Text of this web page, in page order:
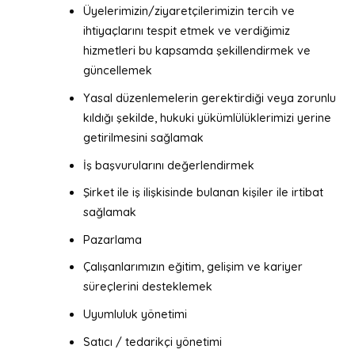
Üyelerimizin/ziyaretçilerimizin tercih ve
ihtiyaçlarını tespit etmek ve verdiğimiz
hizmetleri bu kapsamda şekillendirmek ve
güncellemek
Yasal düzenlemelerin gerektirdiği veya zorunlu
kıldığı şekilde, hukuki yükümlülüklerimizi yerine
getirilmesini sağlamak
İş başvurularını değerlendirmek
Şirket ile iş ilişkisinde bulanan kişiler ile irtibat
sağlamak
Pazarlama
Çalışanlarımızın eğitim, gelişim ve kariyer
süreçlerini desteklemek
Uyumluluk yönetimi
Satıcı / tedarikçi yönetimi